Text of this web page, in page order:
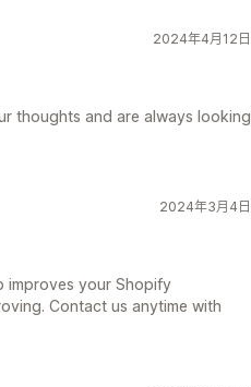
2024年4月12日
thoughts and are always looking
2024年3月4日
improves your Shopify
Contact us anytime with